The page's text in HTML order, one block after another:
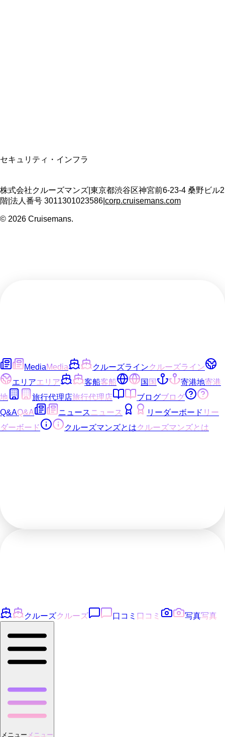
セキュリティ・インフラ
株式会社クルーズマンズ 東京都渋谷区神宮前6-23-4 桑野ビル2
階 法人番号 3011301023586 corp.cruisemans.com
© 2026 Cruisemans.
MediaMedia クルーズラインクルーズライン
エリアエリア 客船客船 国 国 寄港地寄港
地
旅行代理店旅行代理店 ブログブログ
Q&AQ&A ニュースニュース リーダーボード リー
ダーボード
クルーズマンズとはクルーズマンズとは
クルーズクルーズ 口コミ 口コミ 写真写真
メニュー メニュー